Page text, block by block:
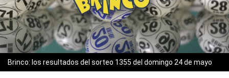
Brinco: los resultados del sorteo 1355 del domingo 24 de mayo